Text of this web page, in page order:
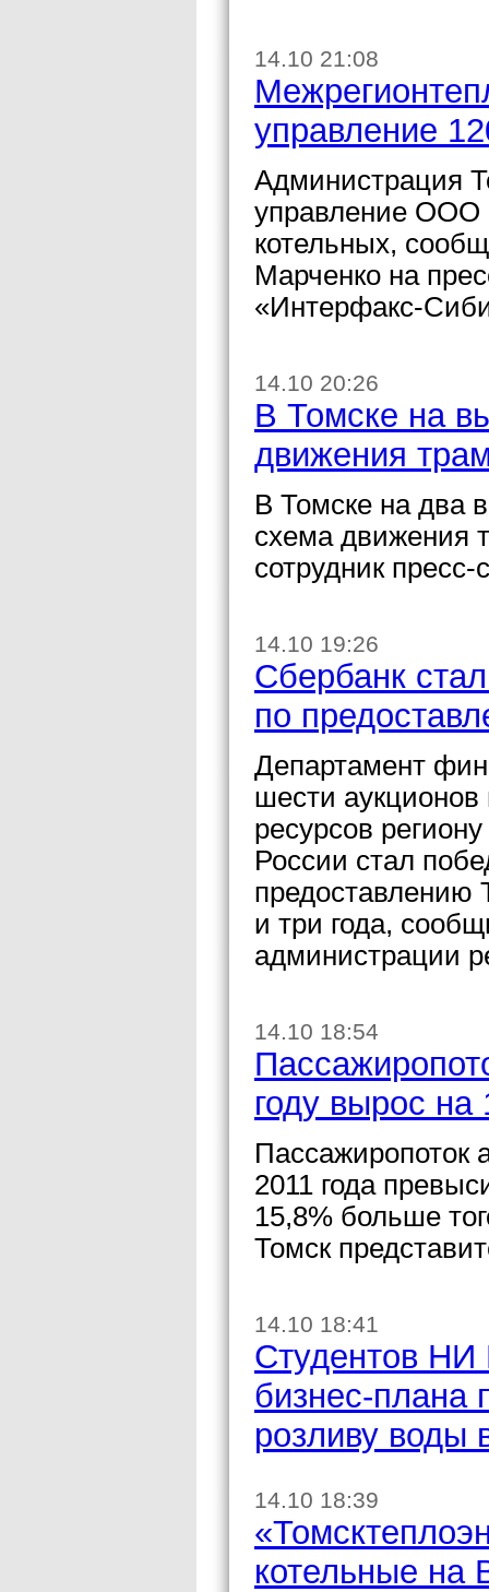
14.10 21:08
управление
Администрация
управление ООО
котельных,
Марченко на
«Интерфакс-
14.10 20:26
В Томске на
движения
В Томске на два
схема движения
сотрудник
14.10 19:26
Сбербанк
по
Департамент
шести
ресурсов
России стал
предоставлению
и три года,
администрации
14.10 18:54
году вырос на
Пассажиропоток
2011 года
15,8% больше
Томск
14.10 18:41
Студентов НИ
бизнес-плана
розливу воды
14.10 18:39
котельные на